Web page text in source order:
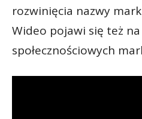
rozwinięcia nazwy
Wideo pojawi się też
społecznościowych